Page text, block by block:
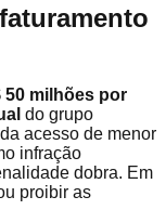
50 milhões por
do grupo
acesso de menor
infração
dobra. Em
proibir as